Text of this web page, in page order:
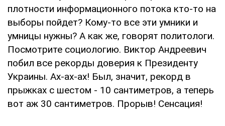
плотности информационного потока кто-то на
выборы пойдет? Кому-то все эти умники и
умницы нужны? А как же, говорят политологи.
Посмотрите социологию. Виктор Андреевич
побил все рекорды доверия к Президенту
Украины. Ах-ах-ах! Был, значит, рекорд в
прыжках с шестом - 10 сантиметров, а теперь
вот аж 30 сантиметров. Прорыв! Сенсация!